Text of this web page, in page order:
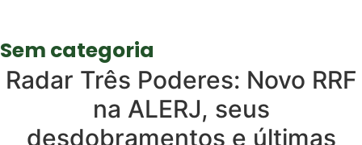
Sem categoria
Radar Três Poderes: Novo RRF
na ALERJ, seus
desdobramentos e últimas